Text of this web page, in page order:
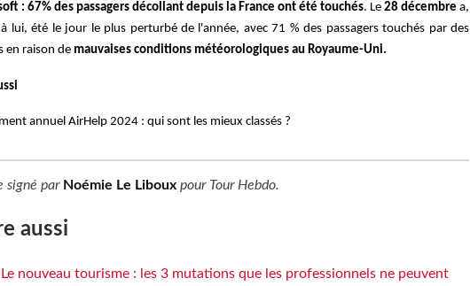
: 67% des passagers décollant depuis la France ont été touchés. Le28 décembre a,
lui, été le jour le plus perturbé de l'année, avec 71 % des passagers touchés par des
en raison de mauvaises conditions météorologiques au Royaume-Uni.
annuel AirHelp 2024 : qui sont les mieux classés ?
signé par Noémie Le Libouxpour Tour Hebdo.
aussi
Le nouveau tourisme : les 3 mutations que les professionnels ne peuvent